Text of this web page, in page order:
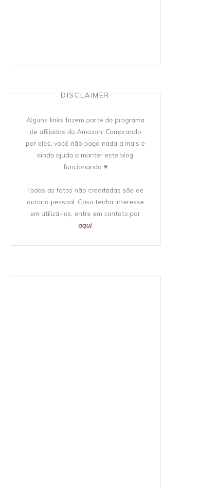
DISCLAIMER
Alguns links fazem parte do programa
de afiliados da Amazon. Comprando
por eles, você não paga nada a mais e
ainda ajuda a manter este blog
funcionando ♥
Todas as fotos não creditadas são de
autoria pessoal. Caso tenha interesse
em utilizá-las, entre em contato por
aqui.